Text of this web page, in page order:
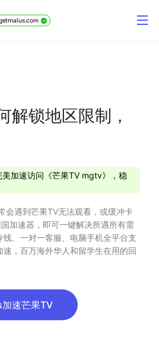
解锁地区限制，
加速访问《芒果TV mgtv》，稳
会遇到芒果TV无法观看，或缓冲卡
加速器，即可一键解决所遇所有需
、一对一客服、电脑手机全平台支
，百万海外华人和留学生在用的回
速芒果TV